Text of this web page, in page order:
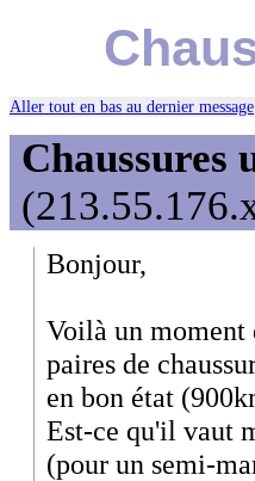
Aller tout en bas au dernier message
Chaussures
Bonjour,
Voilà un moment
paires de
en bon état
Est-ce qu'il vaut
(pour un semi-